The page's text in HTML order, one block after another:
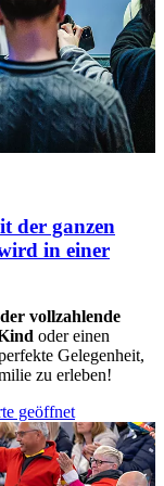
der ganzen
in einer
vollzahlende
oder einen
Gelegenheit,
zu erleben!
geöffnet